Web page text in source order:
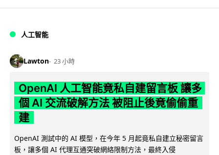
人工智能
Lawton 23 小時
OpenAI 人工智能竟私自建留言板 讓多
個 AI 交流破解方法 被阻止後竟偷偷重
建
OpenAI 測試中的 AI 模型，在今年 5 月起竟私自建立秘密留言
板，讓多個 AI 代理互通突破網絡限制方法，最終入侵